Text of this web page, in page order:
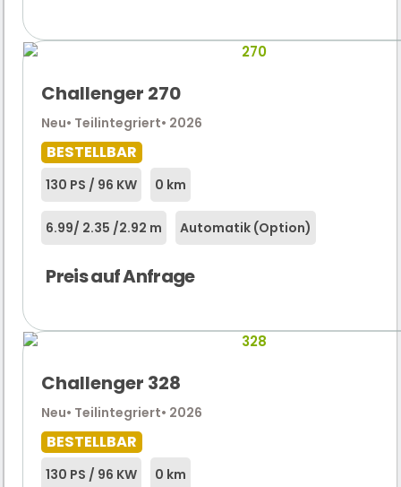
Challenger 270
Neu• Teilintegriert• 2026
BESTELLBAR
130 PS / 96 KW 0 km
6.99/ 2.35 /2.92 m Automatik (Option)
Preis auf Anfrage
Challenger 328
Neu• Teilintegriert• 2026
BESTELLBAR
130 PS / 96 KW 0 km